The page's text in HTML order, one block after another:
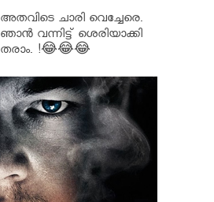
അതവിടെ ചാരി വെച്ചേരെ.
ഞാൻ വന്നിട്ട് ശെരിയാക്കി
തരാം. !😂😂😂